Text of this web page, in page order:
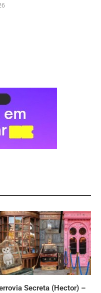
Secreta (Hector) –